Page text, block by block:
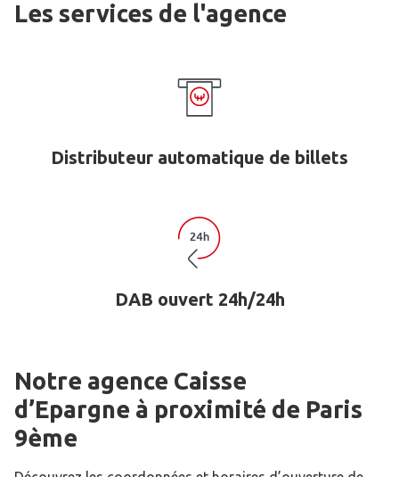
Les services de l'agence
Distributeur automatique de billets
DAB ouvert 24h/24h
Notre agence Caisse
d’Epargne à proximité de Paris
9ème